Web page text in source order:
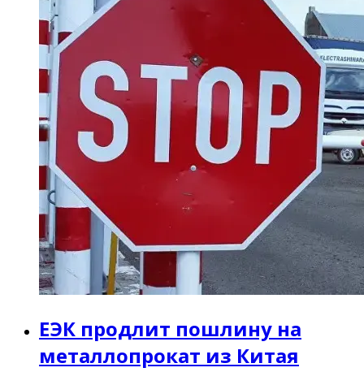
ЕЭК продлит пошлину на
металлопрокат из Китая